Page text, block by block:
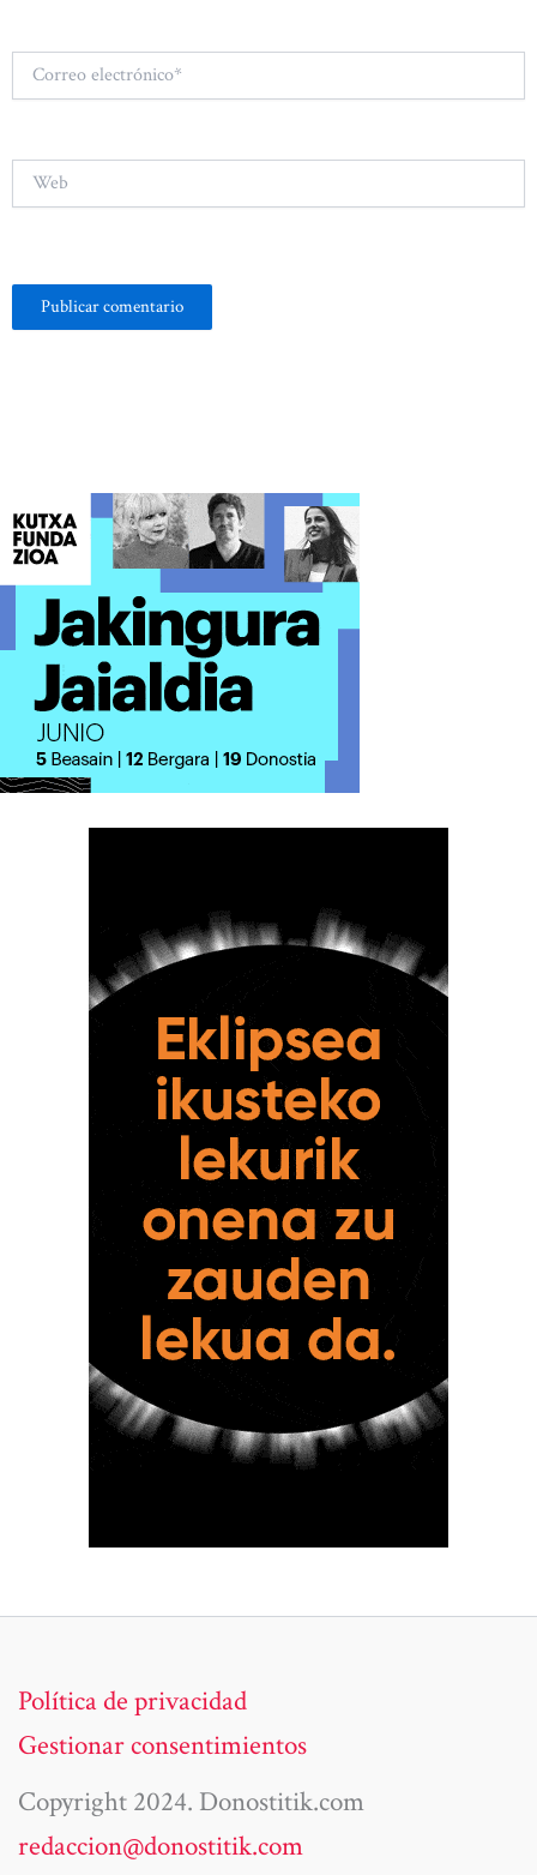
Correo
electrónico*
Web
Política de privacidad
Gestionar consentimientos
Copyright 2024. Donostitik.com
redaccion@donostitik.com